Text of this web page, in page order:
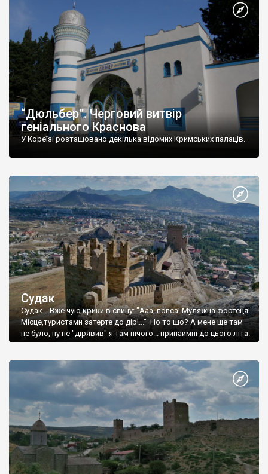
“Дюльбер”. Черговий витвір
геніального Краснова
У Кореїзі розташовано декілька відомих Кримських палаців.
Судак
Судак... Вже чую крики в спину: "Ааа, попса! Муляжна фортеця!
Місце,туристами затерте до дір!..." Но то шо? А мене ще там
не було, ну не "дірявив" я там нічого... принаймні до цього літа.